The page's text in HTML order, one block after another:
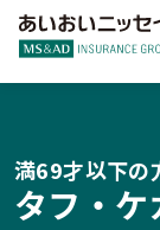
満69才以下の
タフ・